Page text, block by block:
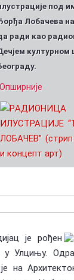
под
Лобачева
ради као
културном
Опширније
је рођен
у Улцињу.
на